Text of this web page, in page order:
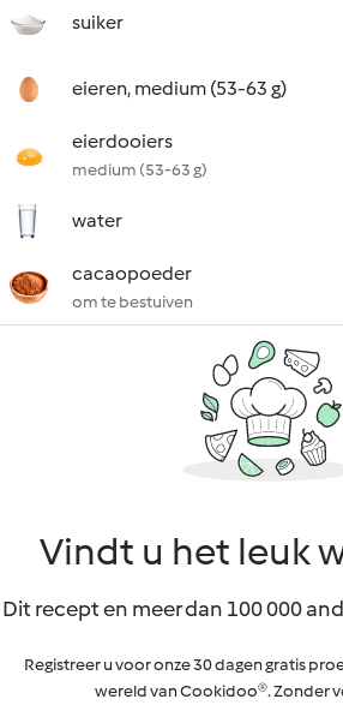
suiker
eieren, medium (53-63 g)
eierdooiers
medium (53-63 g)
water
cacaopoeder
om te bestuiven
Vindt u het leuk
Dit recept en meer dan 100 000
Registreer u voor onze 30 dagen gratis
wereld van Cookidoo®. Zonder